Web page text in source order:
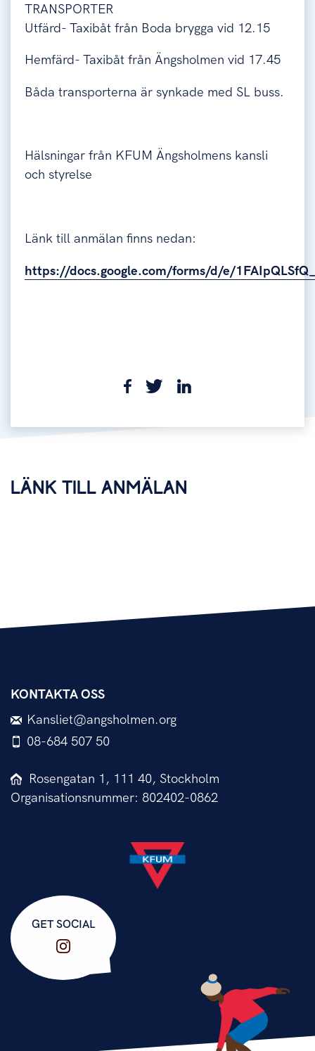
TRANSPORTER
Utfärd- Taxibåt från Boda brygga vid 12.15
Hemfärd- Taxibåt från Ängsholmen vid 17.45
Båda transporterna är synkade med SL buss.
Hälsningar från KFUM Ängsholmens kansli
och styrelse
Länk till anmälan finns nedan:
https://docs.google.com/forms/d/e/
LÄNK TILL ANMÄLAN
KONTAKTA OSS
Kansliet@angsholmen.org
08-684 507 50
Rosengatan 1, 111 40, Stockholm
Organisationsnummer: 802402-0862
GET SOCIAL